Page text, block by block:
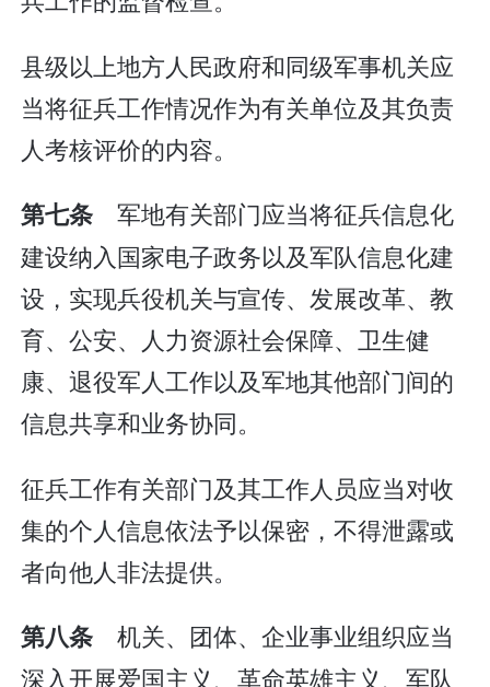
县级以上地方人民政府和同级军事机关应
当将征兵工作情况作为有关单位及其负责
人考核评价的内容。
第七条 军地有关部门应当将征兵信息化
建设纳入国家电子政务以及军队信息化建
设，实现兵役机关与宣传、发展改革、教
育、公安、人力资源社会保障、卫生健
康、退役军人工作以及军地其他部门间的
信息共享和业务协同。
征兵工作有关部门及其工作人员应当对收
集的个人信息依法予以保密，不得泄露或
者向他人非法提供。
第八条 机关、团体、企业事业组织应当
深入开展爱国主义、革命英雄主义、军队